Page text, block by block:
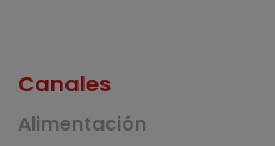
Canales
Alimentación